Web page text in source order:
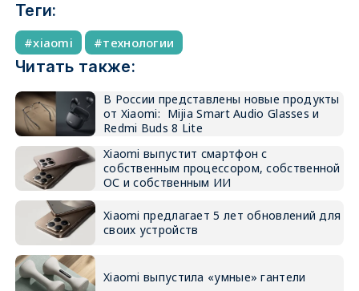
Теги:
xiaomi технологии
Читать также:
В России представлены новые продукты
от Xiaomi: Mijia Smart Audio Glasses и
Redmi Buds 8 Lite
Xiaomi выпустит смартфон с
собственным процессором, собственной
ОС и собственным ИИ
Xiaomi предлагает 5 лет обновлений для
своих устройств
Xiaomi выпустила «умные» гантели